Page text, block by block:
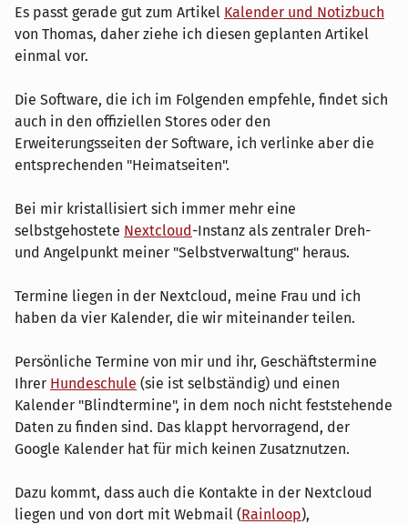
Es passt gerade gut zum Artikel Kalender und Notizbuch
von Thomas, daher ziehe ich diesen geplanten Artikel
einmal vor.
Die Software, die ich im Folgenden empfehle, findet sich
auch in den offiziellen Stores oder den
Erweiterungsseiten der Software, ich verlinke aber die
entsprechenden "Heimatseiten".
Bei mir kristallisiert sich immer mehr eine
selbstgehostete Nextcloud-Instanz als zentraler Dreh-
und Angelpunkt meiner "Selbstverwaltung" heraus.
Termine liegen in der Nextcloud, meine Frau und ich
haben da vier Kalender, die wir miteinander teilen.
Persönliche Termine von mir und ihr, Geschäftstermine
Ihrer Hundeschule (sie ist selbständig) und einen
Kalender "Blindtermine", in dem noch nicht feststehende
Daten zu finden sind. Das klappt hervorragend, der
Google Kalender hat für mich keinen Zusatznutzen.
Dazu kommt, dass auch die Kontakte in der Nextcloud
liegen und von dort mit Webmail (Rainloop),